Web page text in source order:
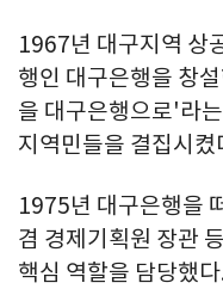
1967년 대구지역 상
행인 대구은행을 창
을 대구은행으로'라
지역민들을 결집시켰
1975년 대구은행을
겸 경제기획원 장관
핵심 역할을 담당했